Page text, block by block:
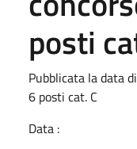
posti
Pubblicata la data
6 posti cat. C
Data :